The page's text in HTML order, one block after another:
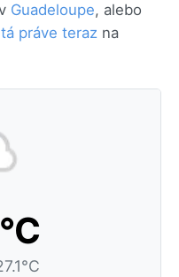
Guadeloupe, alebo
práve teraz na